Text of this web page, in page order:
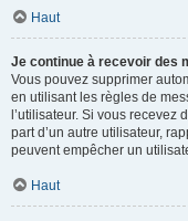
Haut
Je continue à recevoir des
Vous pouvez supprimer
en utilisant les règles de
l’utilisateur. Si vous
part d’un autre utilisateur,
peuvent empêcher un
Haut